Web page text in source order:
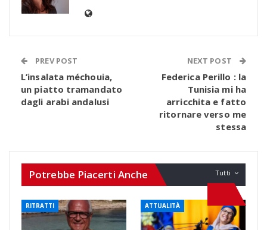
PREV POST
L’insalata méchouia,
un piatto tramandato
dagli arabi andalusi
NEXT POST
Federica Perillo : la
Tunisia mi ha
arricchita e fatto
ritornare verso me
stessa
Tutti
Potrebbe Piacerti Anche
RITRATTI ATTUALITÀ